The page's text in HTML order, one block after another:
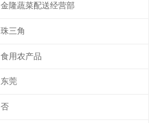
金隆蔬菜配送经营部
珠三角
食用农产品
东莞
否